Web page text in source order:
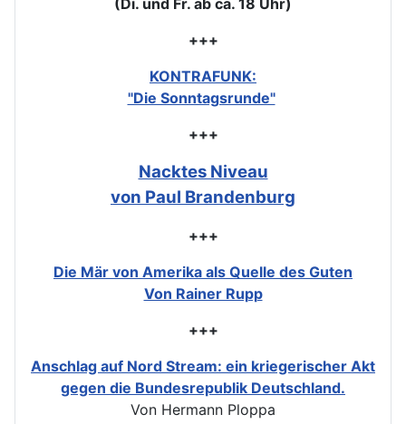
+++
KONTRAFUNK:
"Die Sonntagsrunde"
+++
Nacktes Niveau
von Paul Brandenburg
+++
Die Mär von Amerika als Quelle des Guten
Von Rainer Rupp
+++
Anschlag auf Nord Stream: ein kriegerischer Akt
gegen die Bundesrepublik Deutschland.
Von Hermann Ploppa